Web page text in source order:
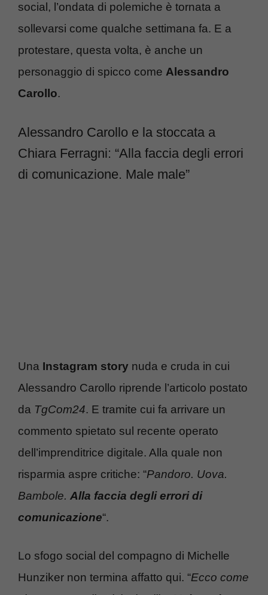
social, l’ondata di polemiche è tornata a
sollevarsi come qualche settimana fa. E a
protestare, questa volta, è anche un
personaggio di spicco come Alessandro
Carollo.
Alessandro Carollo e la stoccata a
Chiara Ferragni: “Alla faccia degli errori
di comunicazione. Male male”
Una Instagram story nuda e cruda in cui
Alessandro Carollo riprende l’articolo postato
da TgCom24. E tramite cui fa arrivare un
commento spietato sul recente operato
dell’imprenditrice digitale. Alla quale non
risparmia aspre critiche: “Pandoro. Uova.
Bambole. Alla faccia degli errori di
comunicazione“.
Lo sfogo social del compagno di Michelle
Hunziker non termina affatto qui. “Ecco come